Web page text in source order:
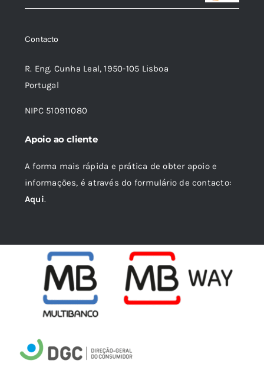
era:
é:
Contacto
R. Eng. Cunha Leal, 1950-105 Lisboa
Portugal
NIPC 510911080
Apoio ao cliente
A forma mais rápida e prática de obter apoio e
informações, é através do formulário de contacto:
Aqui.